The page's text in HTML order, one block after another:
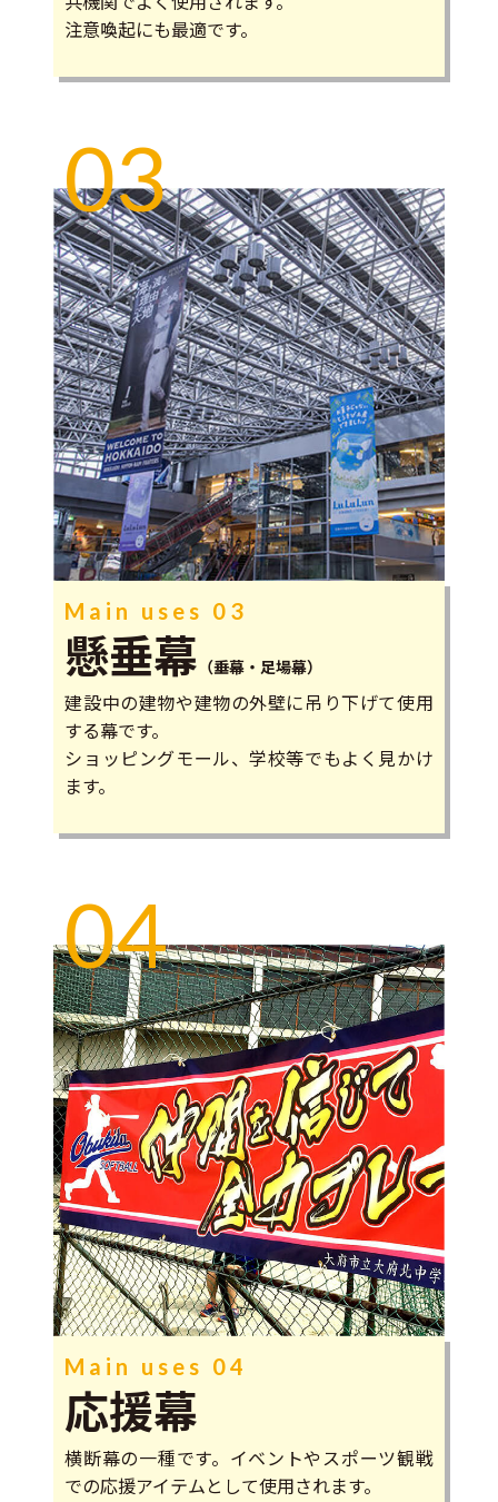
注意喚起にも最適です。
03
Main uses 03
懸垂幕 （垂幕・足場幕）
建設中の建物や建物の外壁に吊り下げて使用
する幕です。
ショッピングモール、学校等でもよく見かけ
ます。
04
Main uses 04
応援幕
横断幕の一種です。イベントやスポーツ観戦
での応援アイテムとして使用されます。